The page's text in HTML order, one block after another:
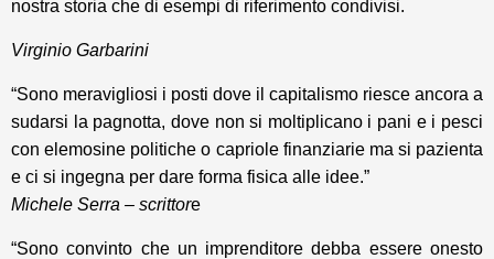
nostra storia che di esempi di riferimento condivisi.
Virginio Garbarini
“Sono meravigliosi i posti dove il capitalismo riesce ancora a
sudarsi la pagnotta, dove non si moltiplicano i pani e i pesci
con elemosine politiche o capriole finanziarie ma si pazienta
e ci si ingegna per dare forma fisica alle idee.”
Michele Serra – scrittore
“Sono convinto che un imprenditore debba essere onesto